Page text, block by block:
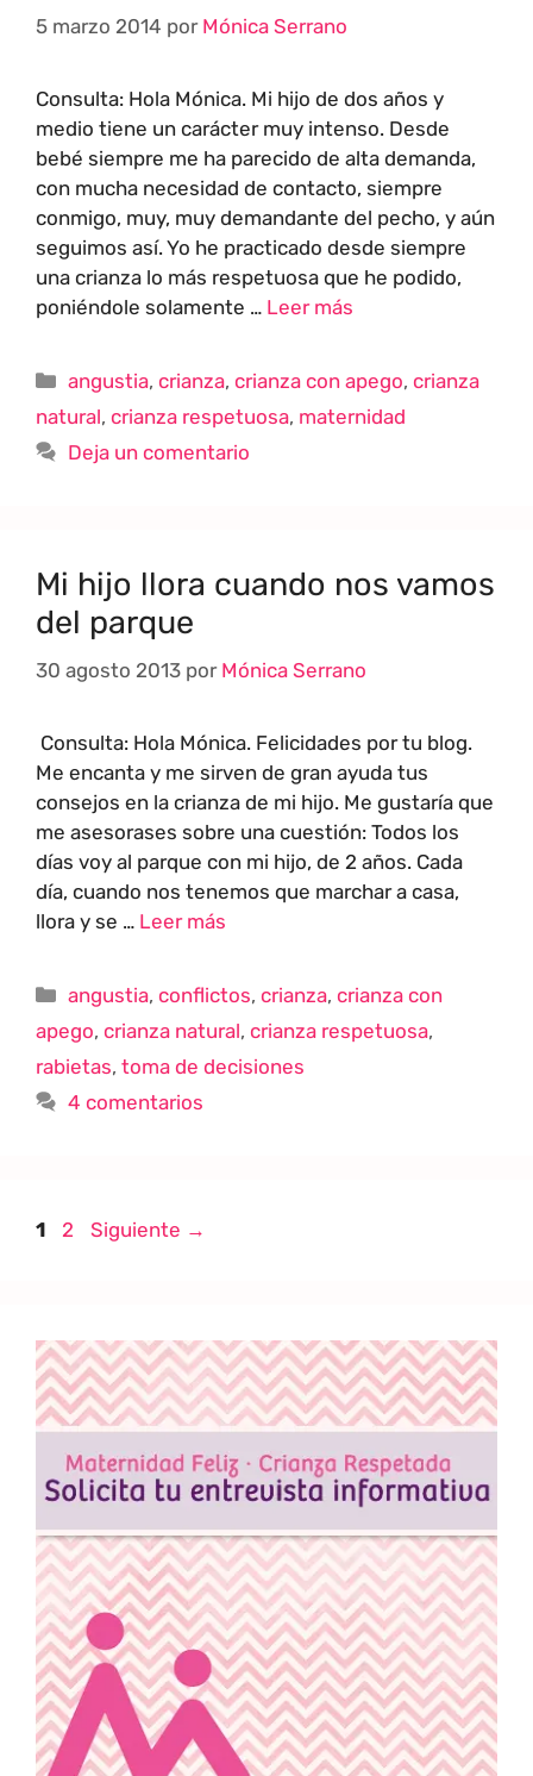
5 marzo 2014 por Mónica Serrano
Consulta: Hola Mónica. Mi hijo de dos años y
medio tiene un carácter muy intenso. Desde
bebé siempre me ha parecido de alta demanda,
con mucha necesidad de contacto, siempre
conmigo, muy, muy demandante del pecho, y aún
seguimos así. Yo he practicado desde siempre
una crianza lo más respetuosa que he podido,
poniéndole solamente … Leer más
angustia,crianza,crianza con apego,crianza
natural, crianza respetuosa, maternidad
Deja un comentario
Mi hijo llora cuando nos vamos
del parque
30 agosto 2013 por Mónica Serrano
Consulta: Hola Mónica. Felicidades por tu blog.
Me encanta y me sirven de gran ayuda tus
consejos en la crianza de mi hijo. Me gustaría que
me asesorases sobre una cuestión: Todos los
días voy al parque con mi hijo, de 2 años. Cada
día, cuando nos tenemos que marchar a casa,
llora y se … Leer más
angustia,conflictos,crianza,crianza con
apego, crianza natural, crianza respetuosa,
rabietas, toma de decisiones
4 comentarios
1 2 Siguiente →